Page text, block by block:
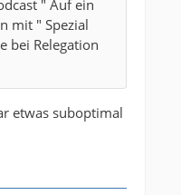
" Auf ein
mit " Spezial
bei Relegation
etwas suboptimal